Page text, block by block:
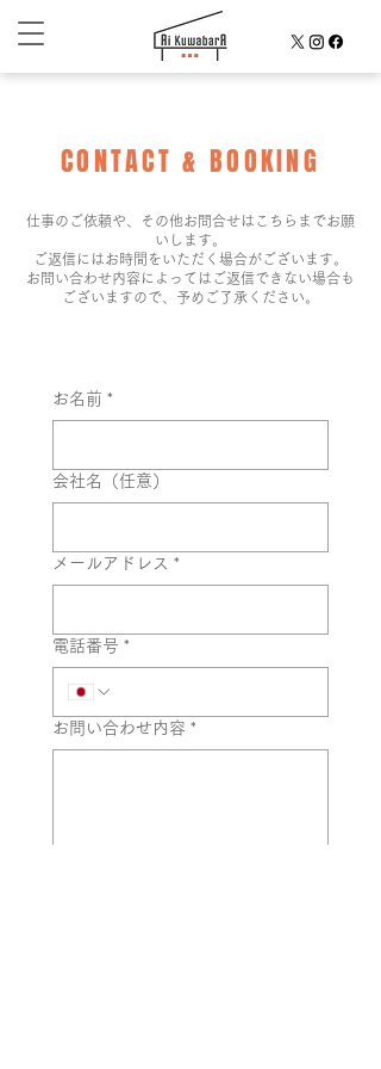
CONTACT & BOOKING
仕事のご依頼や、その他お問合せはこちらまでお願
いします。
ご返信にはお時間をいただく場合がございます。
お問い合わせ内容によってはご返信できない場合も
ございますので、予めご了承ください。
お名前 *
会社名（任意）
メールアドレス *
電話番号 *
お問い合わせ内容 *